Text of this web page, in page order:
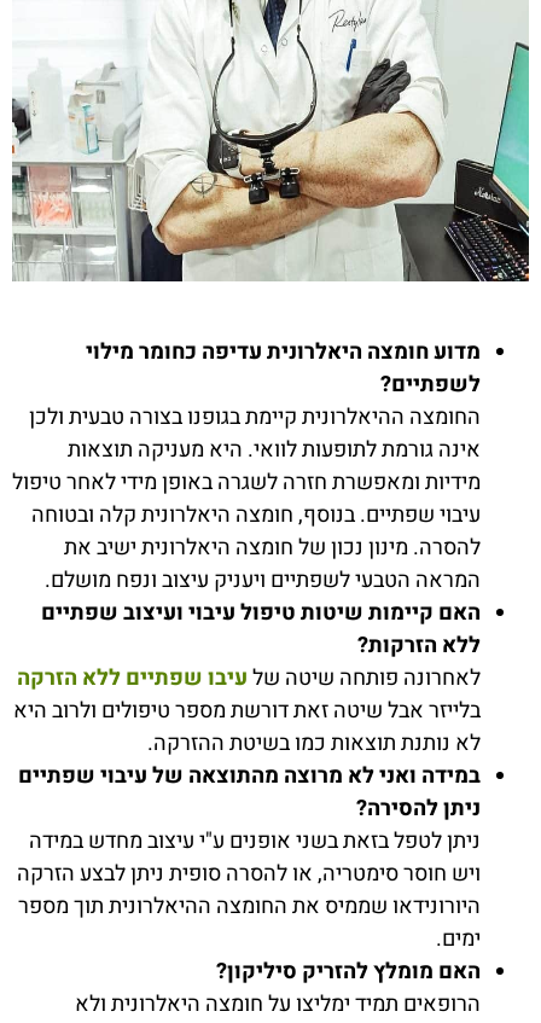
מדוע חומצה היאלרונית עדיפה כחומר מילוי
לשפתיים?
החומצה ההיאלרונית קיימת בגופנו בצורה טבעית ולכן
אינה גורמת לתופעות לוואי. היא מעניקה תוצאות
מידיות ומאפשרת חזרה לשגרה באופן מידי לאחר טיפול
עיבוי שפתיים. בנוסף, חומצה היאלרונית קלה ובטוחה
להסרה. מינון נכון של חומצה היאלרונית ישיב את
המראה הטבעי לשפתיים ויעניק עיצוב ונפח מושלם.
האם קיימות שיטות טיפול עיבוי ועיצוב שפתיים
ללא הזרקות?
לאחרונה פותחה שיטה שלעיבו שפתיים ללא הזרקה
בלייזר אבל שיטה זאת דורשת מספר טיפולים ולרוב היא
לא נותנת תוצאות כמו בשיטת ההזרקה.
במידה ואני לא מרוצה מהתוצאה של עיבוי שפתיים
ניתן להסירה?
ניתן לטפל בזאת בשני אופנים ע"י עיצוב מחדש במידה
ויש חוסר סימטריה, או להסרה סופית ניתן לבצע הזרקה
היורונידאו שממיס את החומצה ההיאלרונית תוך מספר
ימים.
האם מומלץ להזריק סיליקון?
הרופאים תמיד ימליצו על חומצה היאלרונית ולא